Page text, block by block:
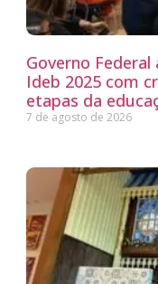
Governo
Ideb 2025 com
etapas da
7 de agosto de 2026